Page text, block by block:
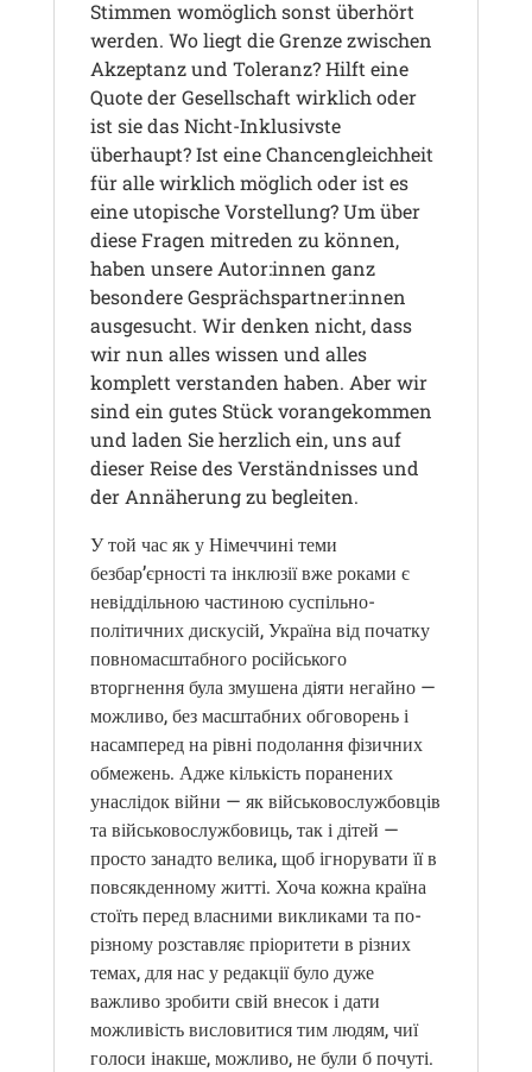
Stimmen womöglich sonst überhört
werden. Wo liegt die Grenze zwischen
Akzeptanz und Toleranz? Hilft eine
Quote der Gesellschaft wirklich oder
ist sie das Nicht-Inklusivste
überhaupt? Ist eine Chancengleichheit
für alle wirklich möglich oder ist es
eine utopische Vorstellung?Um über
diese Fragen mitreden zu können,
haben unsere Autor:innen ganz
besondere Gesprächspartner:innen
ausgesucht. Wir denken nicht, dass
wir nun alles wissen und alles
komplett verstanden haben. Aber wir
sind ein gutes Stück vorangekommen
und laden Sie herzlich ein, uns auf
dieser Reise des Verständnisses und
der Annäherung zu begleiten.
У той час як у Німеччині теми
безбар’єрності та інклюзії вже роками є
невіддільною частиною суспільно-
політичних дискусій, Україна від початку
повномасштабного російського
вторгнення була змушена діяти негайно —
можливо, без масштабних обговорень і
насамперед на рівні подолання фізичних
обмежень. Адже кількість поранених
унаслідок війни — як військовослужбовців
та військовослужбовиць, так і дітей —
просто занадто велика, щоб ігнорувати її в
повсякденному житті. Хоча кожна країна
стоїть перед власними викликами та по-
різному розставляє пріоритети в різних
темах, для нас у редакції було дуже
важливо зробити свій внесок і дати
можливість висловитися тим людям, чиї
голоси інакше, можливо, не були б почуті.